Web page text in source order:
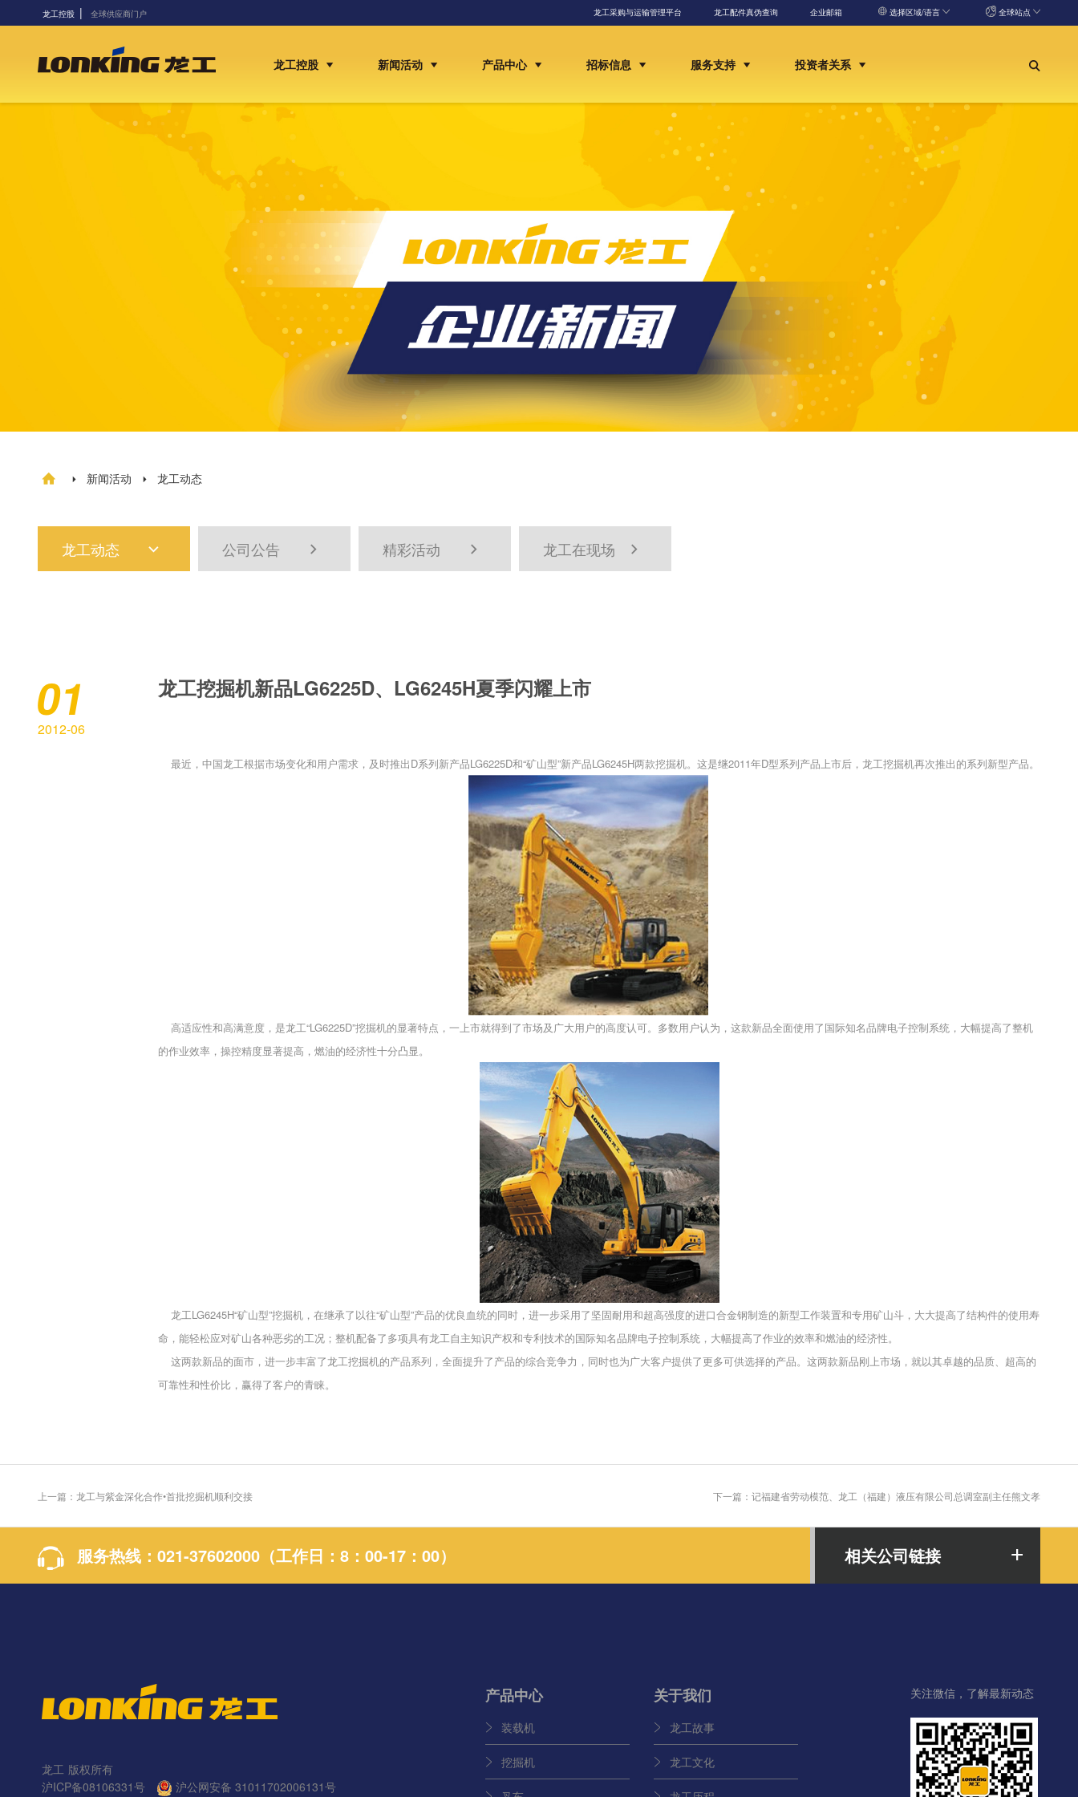
龙工控股 | 全球供应商门户 龙工采购与运输管理平台 龙工配件真伪查询 企业邮箱 选择区域/语言 全球站点
龙工控股 新闻活动 产品中心 招标信息 服务支持 投资者关系
  新闻活动  龙工动态
龙工动态  公司公告  精彩活动  龙工在现场 
01
2012-06
龙工挖掘机新品LG6225D、LG6245H夏季闪耀上市
最近，中国龙工根据市场变化和用户需求，及时推出D系列新产品LG6225D和“矿山型”新产品LG6245H两款挖掘机。这是继2011年D型系列产品上市后， 龙工挖掘机再次推出的系列新型产品。
高适应性和高满意度，是龙工“LG6225D”挖掘机的显著特点，一上市就得到了市场及广大用户的高度认可。多数用户认为，这款新品全面使用了国际知名品牌电子控制系统，大幅提高了整机
的作业效率，操控精度显著提高，燃油的经济性十分凸显。
龙工LG6245H“矿山型”挖掘机 ，在继承了以往“矿山型”产品的优良血统的同时，进一步采用了坚固耐用和超高强度的进口合金钢制造的新型工作装置和专用矿山斗，大大提高了结构件的使用寿
命，能轻松应对矿山各种恶劣的工况；整机配备了多项具有龙工自主知识产权和专利技术的国际知名品牌电子控制系统，大幅提高了作业的效率和燃油的经济性。
这两款新品的面市，进一步丰富了龙工挖掘机的产品系列，全面提升了产品的综合竞争力，同时也为广大客户提供了更多可供选择的产品。这两款新品刚上市场，就以其卓越的品质、超高的
可靠性和性价比，赢得了客户的青睐。
上一篇：龙工与紫金深化合作•首批挖掘机顺利交接 下一篇：记福建省劳动模范、龙工（福建）液压有限公司总调室副主任熊文孝
服务热线： 021-37602000 （工作日：8：00-17：00） 相关公司链接
龙工 版权所有
沪ICP备08106331号
沪公网安备 31011702006131号
产品中心
装载机
挖掘机
关于我们
龙工故事
龙工文化
关注微信，了解最新动态